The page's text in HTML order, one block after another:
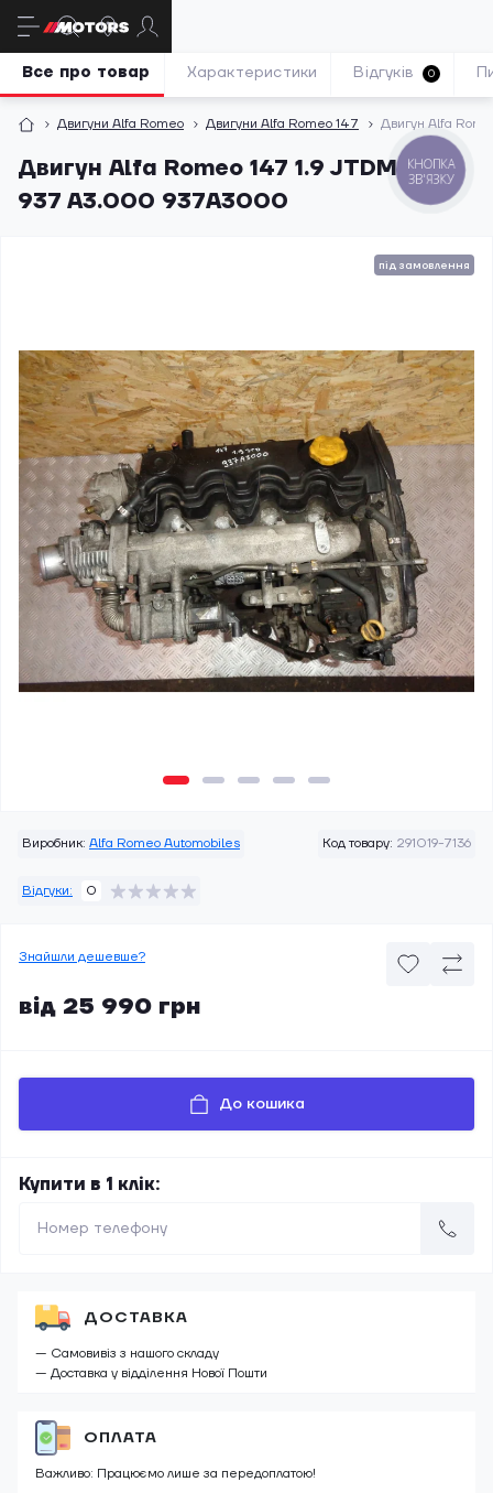
Двигуни Alfa Romeo Двигуни Alfa Romeo 147 Двигун Alfa
Двигун Alfa Romeo 147 1.9 JTDM 8V
937 A3.000 937A3000
Все про товар Характеристики Відгуків 0
під замовлення
Виробник: Alfa Romeo Automobiles Код товару: 291019-7136
Відгуки: 0
Знайшли дешевше?
від 25 990 грн
До кошика
Купити в 1 клік:
ДОСТАВКА
— Самовивіз з нашого складу
— Доставка у відділення Нової Пошти
ОПЛАТА
Важливо: Працюємо лише за передоплатою!
КНОПКА
ЗВ'ЯЗКУ